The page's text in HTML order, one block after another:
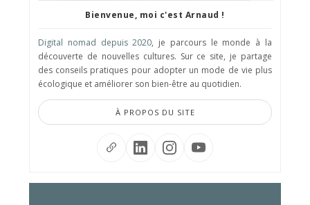
Bienvenue, moi c'est Arnaud !
Digital nomad depuis 2020, je parcours le monde à la
découverte de nouvelles cultures. Sur ce site, je partage
des conseils pratiques pour adopter un mode de vie plus
écologique et améliorer son bien-être au quotidien.
À PROPOS DU SITE